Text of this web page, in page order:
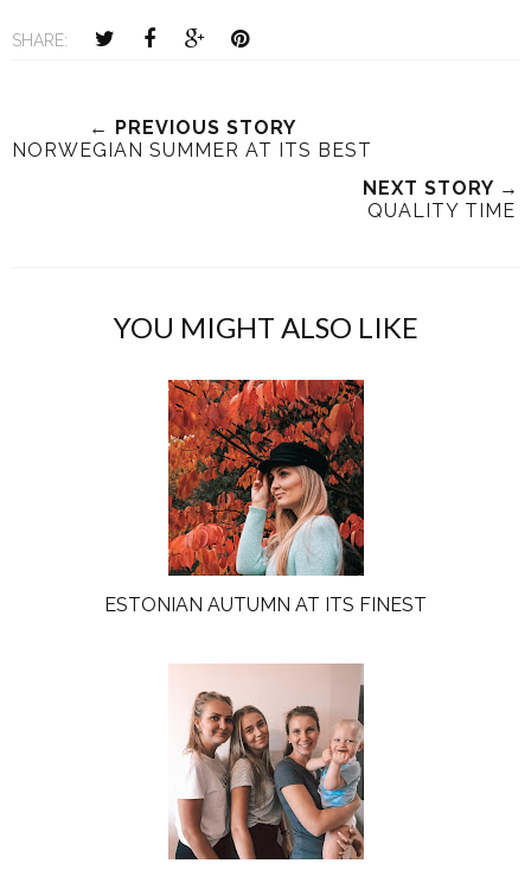
SHARE:
← PREVIOUS STORY
NORWEGIAN SUMMER AT ITS BEST
NEXT STORY →
QUALITY TIME
YOU MIGHT ALSO LIKE
ESTONIAN AUTUMN AT ITS FINEST